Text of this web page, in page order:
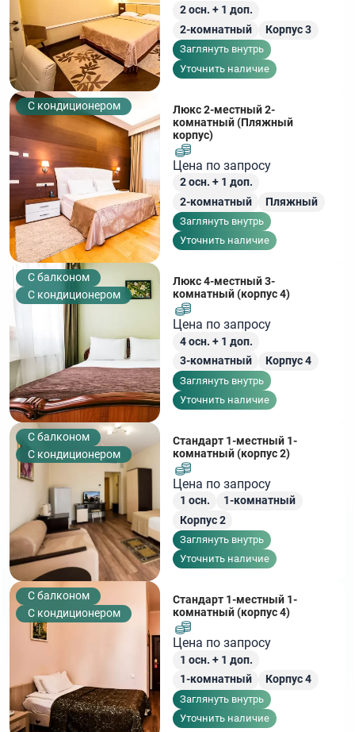
2осн. + 1 доп.
2-комнатный
Корпус 3
Заглянуть внутрь
Уточнить наличие
С кондиционером
Люкс 2-местный 2-
комнатный (Пляжный
корпус)
Цена по запросу
2осн. + 1 доп.
2-комнатный
Пляжный
Заглянуть внутрь
Уточнить наличие
C балконом
С кондиционером
Люкс 4-местный 3-
комнатный (корпус 4)
Цена по запросу
4осн. + 1 доп.
3-комнатный
Корпус 4
Заглянуть внутрь
Уточнить наличие
C балконом
С кондиционером
Стандарт 1-местный 1-
комнатный (корпус 2)
Цена по запросу
1 осн.
1-комнатный
Корпус 2
Заглянуть внутрь
Уточнить наличие
C балконом
С кондиционером
Стандарт 1-местный 1-
комнатный (корпус 4)
Цена по запросу
1 осн. + 1 доп.
1-комнатный
Корпус 4
Заглянуть внутрь
Уточнить наличие